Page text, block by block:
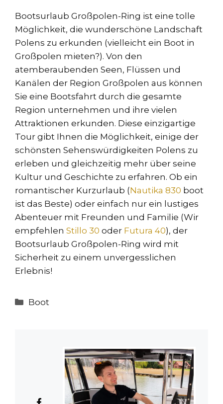
Bootsurlaub Großpolen-Ring ist eine tolle
Möglichkeit, die wunderschöne Landschaft
Polens zu erkunden (vielleicht ein Boot in
Großpolen mieten?). Von den
atemberaubenden Seen, Flüssen und
Kanälen der Region Großpolen aus können
Sie eine Bootsfahrt durch die gesamte
Region unternehmen und ihre vielen
Attraktionen erkunden. Diese einzigartige
Tour gibt Ihnen die Möglichkeit, einige der
schönsten Sehenswürdigkeiten Polens zu
erleben und gleichzeitig mehr über seine
Kultur und Geschichte zu erfahren. Ob ein
romantischer Kurzurlaub (Nautika 830 boot
ist das Beste) oder einfach nur ein lustiges
Abenteuer mit Freunden und Familie (Wir
empfehlen Stillo 30 oder Futura 40), der
Bootsurlaub Großpolen-Ring wird mit
Sicherheit zu einem unvergesslichen
Erlebnis!
Kategorien
Boot